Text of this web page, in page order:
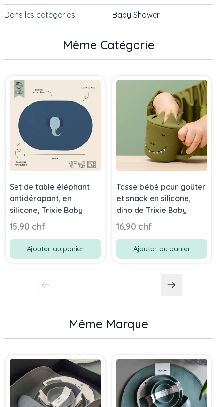
Dans les catégories Baby Shower
Même Catégorie
Set de table éléphant
antidérapant, en
silicone, Trixie Baby
15,90 chf
Ajouter au panier
Tasse bébé pour goûter
et snack en silicone,
dino de Trixie Baby
16,90 chf
Ajouter au panier
Même Marque